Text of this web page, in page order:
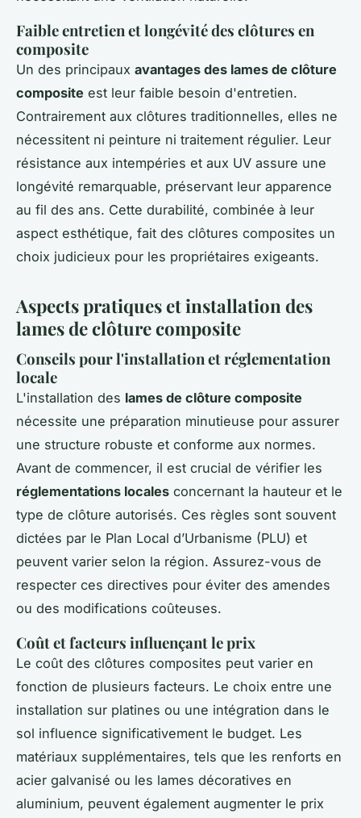
Faible entretien et longévité des clôtures en
composite
Un des principaux avantages des lames de clôture
composite est leur faible besoin d'entretien.
Contrairement aux clôtures traditionnelles, elles ne
nécessitent ni peinture ni traitement régulier. Leur
résistance aux intempéries et aux UV assure une
longévité remarquable, préservant leur apparence
au fil des ans. Cette durabilité, combinée à leur
aspect esthétique, fait des clôtures composites un
choix judicieux pour les propriétaires exigeants.
Aspects pratiques et installation des
lames de clôture composite
Conseils pour l'installation et réglementation
locale
L'installation des lames de clôture composite
nécessite une préparation minutieuse pour assurer
une structure robuste et conforme aux normes.
Avant de commencer, il est crucial de vérifier les
réglementations locales concernant la hauteur et le
type de clôture autorisés. Ces règles sont souvent
dictées par le Plan Local d’Urbanisme (PLU) et
peuvent varier selon la région. Assurez-vous de
respecter ces directives pour éviter des amendes
ou des modifications coûteuses.
Coût et facteurs influençant le prix
Le coût des clôtures composites peut varier en
fonction de plusieurs facteurs. Le choix entre une
installation sur platines ou une intégration dans le
sol influence significativement le budget. Les
matériaux supplémentaires, tels que les renforts en
acier galvanisé ou les lames décoratives en
aluminium, peuvent également augmenter le prix